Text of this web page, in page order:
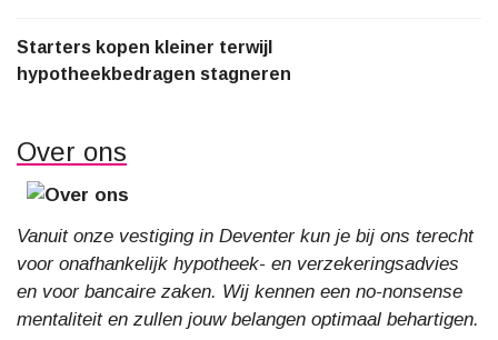
Starters kopen kleiner terwijl
hypotheekbedragen stagneren
Over ons
Vanuit onze vestiging in Deventer kun je bij ons terecht
voor onafhankelijk hypotheek- en verzekeringsadvies
en voor bancaire zaken. Wij kennen een no-nonsense
mentaliteit en zullen jouw belangen optimaal behartigen.